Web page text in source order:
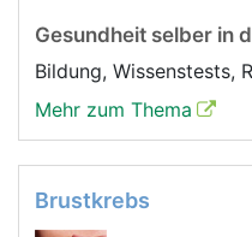
Gesundheit selber in
Bildung, Wissenstests,
Mehr zum Thema
Brustkrebs